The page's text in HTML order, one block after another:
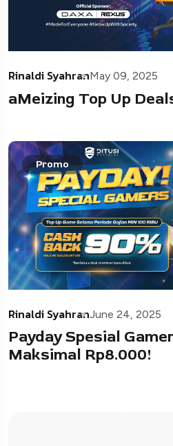
Rinaldi SyahranMay 09, 2025
aMeizing Top Up
Promo
Rinaldi SyahranJune 24, 2025
Payday Spesial
Maksimal Rp8.000!